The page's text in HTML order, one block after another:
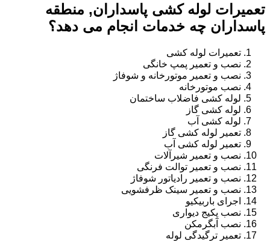
تعمیرات لوله کشی پاسداران, منطقه
پاسداران چه خدمات انجام می دهد؟
تعمیرات لوله کشی
نصب و تعمیر پمپ خانگی
نصب و تعمیر موتورخانه و شوفاژ
نصب موتورخانه
لوله کشی فاضلاب ساختمان
لوله کشی گاز
لوله کشی آب
تعمیر لوله کشی گاز
تعمیر لوله کشی آب
نصب و تعمیر شیرآلات
نصب و تعمیر توالت فرنگی
نصب و تعمیر رادیاتور شوفاژ
نصب و تعمیر سینک ظرفشویی
اجرای باربیکیو
نصب پکیج دیواری
نصب آبگرمکن
تعمیر ترگیدگی لوله